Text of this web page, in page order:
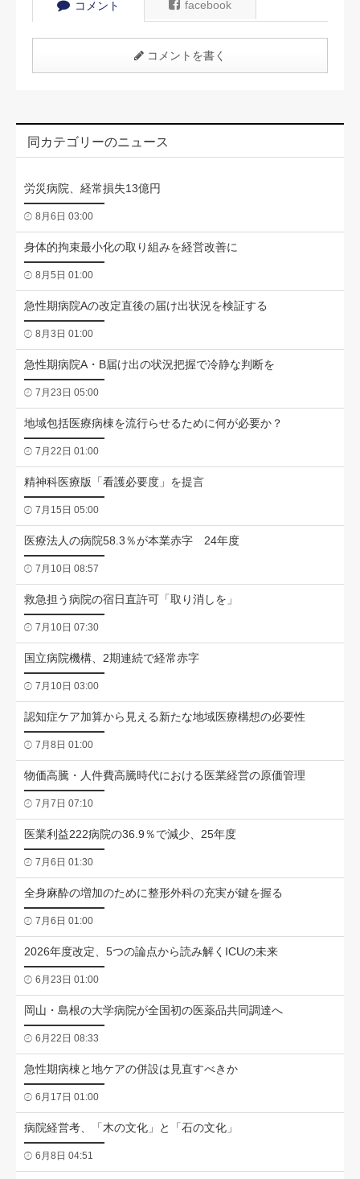
コメント facebook
コメントを書く
同カテゴリーのニュース
労災病院、経常損失13億円
8月6日 03:00
身体的拘束最小化の取り組みを経営改善に
8月5日 01:00
急性期病院Aの改定直後の届け出状況を検証する
8月3日 01:00
急性期病院A・B届け出の状況把握で冷静な判断を
7月23日 05:00
地域包括医療病棟を流行らせるために何が必要か？
7月22日 01:00
精神科医療版「看護必要度」を提言
7月15日 05:00
医療法人の病院58.3％が本業赤字 24年度
7月10日 08:57
救急担う病院の宿日直許可「取り消しを」
7月10日 07:30
国立病院機構、2期連続で経常赤字
7月10日 03:00
認知症ケア加算から見える新たな地域医療構想の必要性
7月8日 01:00
物価高騰・人件費高騰時代における医業経営の原価管理
7月7日 07:10
医業利益222病院の36.9％で減少、25年度
7月6日 01:30
全身麻酔の増加のために整形外科の充実が鍵を握る
7月6日 01:00
2026年度改定、5つの論点から読み解くICUの未来
6月23日 01:00
岡山・島根の大学病院が全国初の医薬品共同調達へ
6月22日 08:33
急性期病棟と地ケアの併設は見直すべきか
6月17日 01:00
病院経営考、「木の文化」と「石の文化」
6月8日 04:51